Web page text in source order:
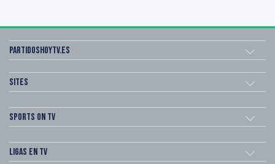
Partidoshoytv.es
Sites
Sports on TV
Ligas en TV